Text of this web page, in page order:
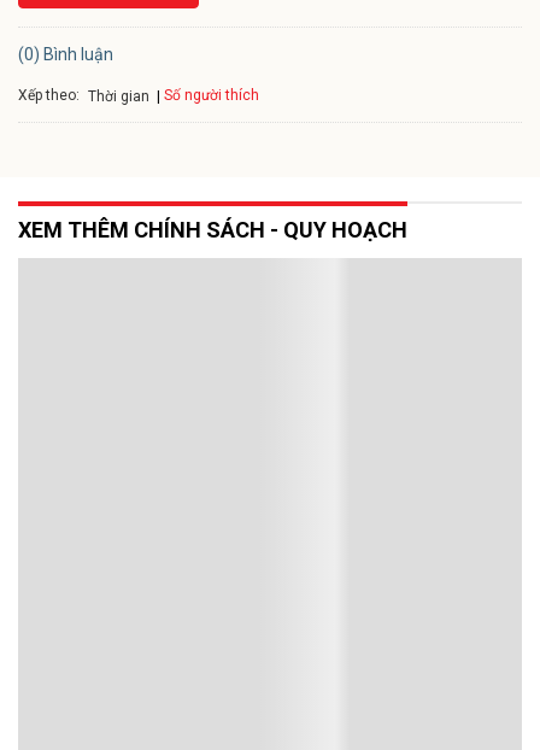
(0) Bình luận
Xếp theo: Thời gian Số người thích
XEM THÊM CHÍNH SÁCH - QUY HOẠCH